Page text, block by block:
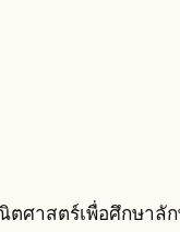
ตศาสตร์เพื่อศึกษาลั